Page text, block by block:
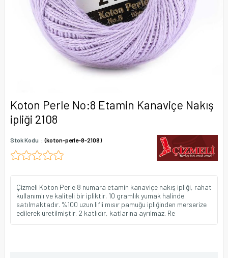
Koton Perle No:8 Etamin Kanaviçe Nakış
ipliği 2108
Stok Kodu (koton-perle-8-2108)
Çizmeli Koton Perle 8 numara etamin kanaviçe nakış ipliği, rahat
kullanımlı ve kaliteli bir ipliktir. 10 gramlık yumak halinde
satılmaktadır. %100 uzun lifli mısır pamuğu ipliğinden merserize
edilerek üretilmiştir. 2 katlıdır, katlarına ayrılmaz. Re